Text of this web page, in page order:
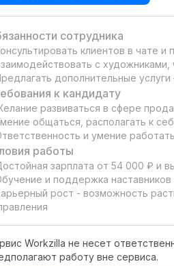
сотрудника
клиентов в чате
с художниками,
дополнительные
к кандидату
развиваться в сфере
общаться, располагать к
и умение
работы
зарплата от 54 000 ₽ и
и поддержка
рост - возможность
Workzilla не несет
работу вне сервиса.